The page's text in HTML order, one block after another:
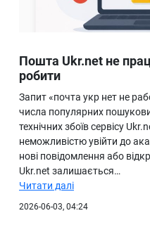
Ukraine
Про нас
Пошта Ukr.net не
робити
Запит «почта укр нет не
числа популярних
технічних збоїв сервісу
неможливістю увійти до
нові повідомлення або
Ukr.net залишається…
Читати далі
2026-06-03, 04:24